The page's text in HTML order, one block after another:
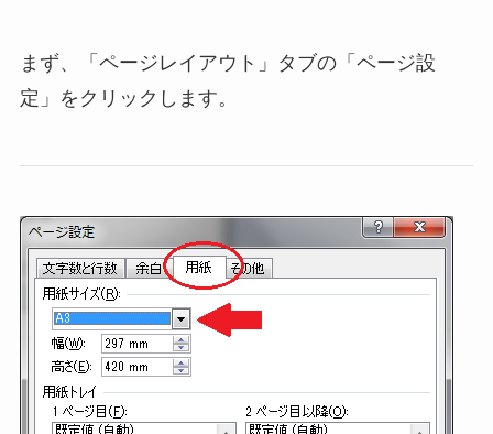
まず、「ページレイアウト」タブの「ページ設
定」をクリックします。